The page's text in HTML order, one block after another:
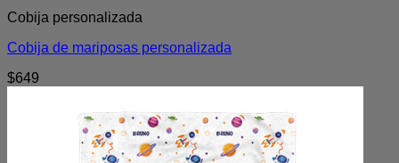
Cobija personalizada
Cobija de mariposas personalizada
$649